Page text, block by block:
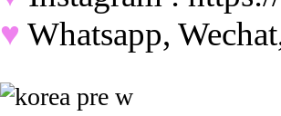
♥ Whatsapp,